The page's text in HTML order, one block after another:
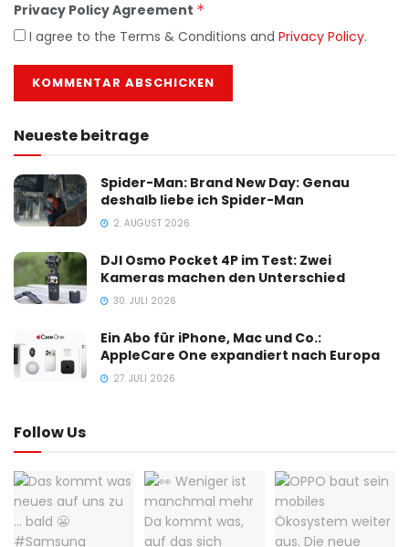
Privacy Policy Agreement *
I agree to the Terms & Conditions and Privacy Policy.
Neueste beitrage
Spider-Man: Brand New Day: Genau
deshalb liebe ich Spider-Man
2. AUGUST 2026
DJI Osmo Pocket 4P im Test: Zwei
Kameras machen den Unterschied
30. JULI 2026
Ein Abo für iPhone, Mac und Co.:
AppleCare One expandiert nach Europa
27. JULI 2026
Follow Us